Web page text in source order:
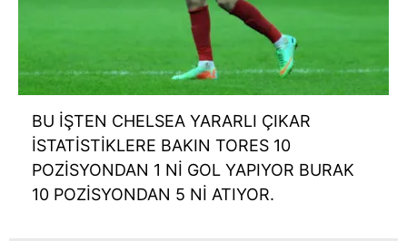
BU İŞTEN CHELSEA YARARLI ÇIKAR
İSTATİSTİKLERE BAKIN TORES 10
POZİSYONDAN 1 Nİ GOL YAPIYOR BURAK
10 POZİSYONDAN 5 Nİ ATIYOR.